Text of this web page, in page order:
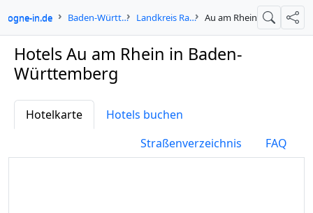
in.de Baden-Württemberg Landkreis Rastatt Au am Rhein Suche
Hotels Au am Rhein in Baden-
Württemberg
Hotelkarte
Hotels buchen
Straßenverzeichnis
FAQ